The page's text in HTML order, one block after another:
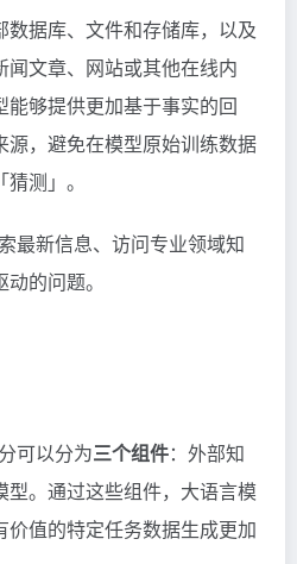
据库、文件和存储库，以及
闻文章、网站或其他在线内
能够提供更加基于事实的回
源，避免在模型原始训练数据
测」。
最新信息、访问专业领域知
的问题。
可以分为三个组件：外部知
。通过这些组件，大语言模
价值的特定任务数据生成更加